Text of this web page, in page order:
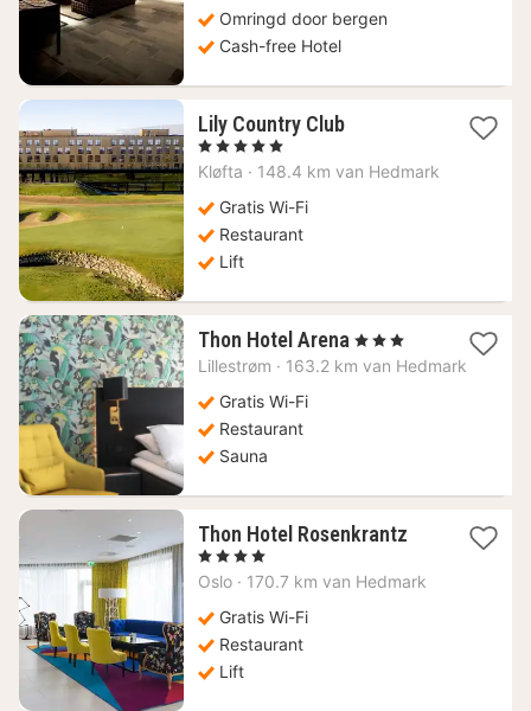
Omringd door bergen
Cash-free Hotel
Lily Country Club1
vanaf
, 5 Sterren
Kløfta · 148.4 km van Hedmark
Gratis Wi-Fi
Restaurant
Lift
Thon Hotel Arena 1
nacht
, 3 Sterren
Lillestrøm · 163.2 km van Hedmark
Gratis Wi-Fi
Restaurant
Sauna
Thon Hotel Rosenkrantz1
vanaf
, 4 Sterren
Oslo · 170.7 km van Hedmark
Gratis Wi-Fi
Restaurant
Lift